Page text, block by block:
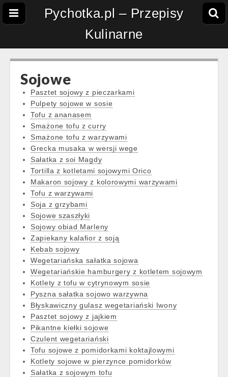
Pychotka.pl – Przepisy
Kulinarne
Sojowe
Pasztet sojowy z pieczarkami
Pulpety sojowe w sosie
Tofu z ananasem
Smażone tofu z curry
Smażone tofu z warzywami
Grecka musaka w wersji wege
Sałatka z soi Magdy
Tortilla z kotletami sojowymi Orico
Makaron sojowy z kolorowymi warzywami
Tofu z warzywami
Soja z grzybami
Sojowe szaszłyki
Sojowy obiad Marleny
Zapiekany kalafior z soją
Kebab sojowy
Wegetariańska sałatka sojowa
Wegetariańskie hamburgery z kotletem sojowym
Kotlety z tofu w cytrynowym sosie
Pyszna sałatka sojowo warzywna
Błyskawiczny gulasz wegetariański Iwony
Pasztet sojowy z jajkiem
Pikantne kiełki sojowe
Czulent wegetariański
Tofu sojowe z pomidorkami koktajlowymi
Kotlety sojowe w pierzynce pomidorków
Sałatka z sojowym tofu